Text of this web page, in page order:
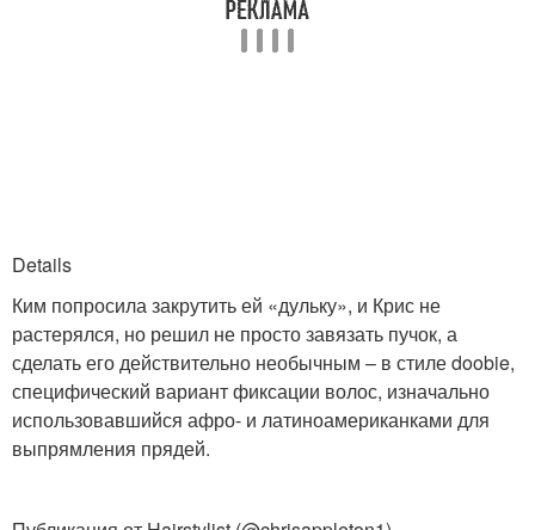
Details
Ким попросила закрутить ей «дульку», и Крис не
растерялся, но решил не просто завязать пучок, а
сделать его действительно необычным – в стиле doobie,
специфический вариант фиксации волос, изначально
использовавшийся афро- и латиноамериканками для
выпрямления прядей.